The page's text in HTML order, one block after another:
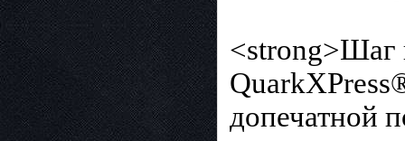
<strong>Шаг
допечатной